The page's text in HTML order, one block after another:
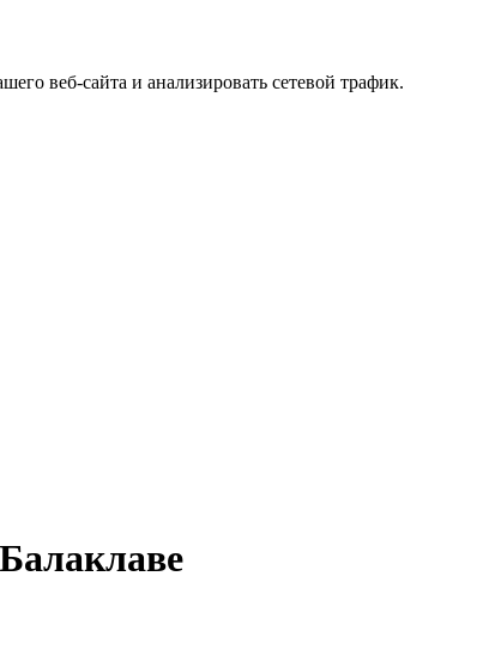
веб-сайта и анализировать сетевой трафик.